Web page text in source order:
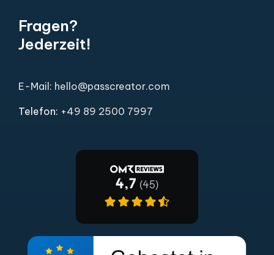
Fragen?
Jederzeit!
E-Mail: hello@passcreator.com
Telefon: +49 89 2500 7997